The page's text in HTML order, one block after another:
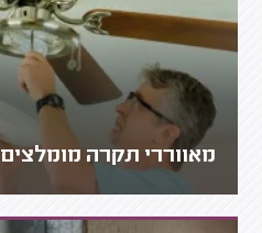
מאווררי תקרה מומלצים